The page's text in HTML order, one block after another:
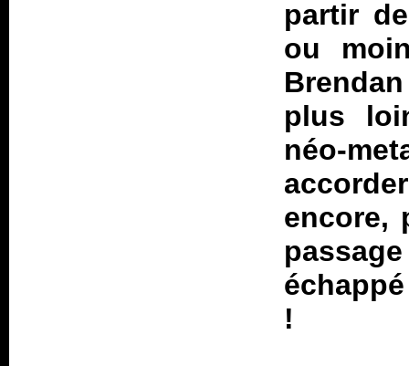
partir
ou
plus
néo-
encore,
!